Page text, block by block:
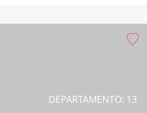
DEPARTAMENTO: 13